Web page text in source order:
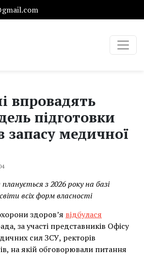
впровадять
підготовки
запасу медичної
з 2026 року на базі
всіх форм власності
здоров’я відбулася
за участі представників Офісу
сил ЗСУ, ректорів
на якій обговорювали питання